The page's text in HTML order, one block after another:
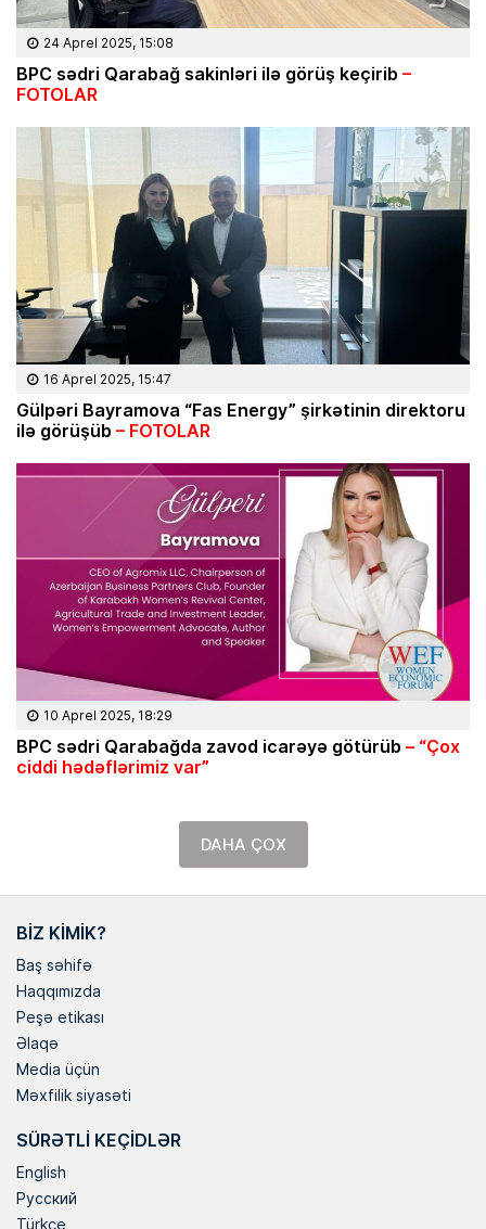
24 Aprel 2025, 15:08
BPC sədri Qarabağ sakinləri ilə görüş keçirib –
FOTOLAR
16 Aprel 2025, 15:47
Gülpəri Bayramova “Fas Energy” şirkətinin direktoru
ilə görüşüb – FOTOLAR
10 Aprel 2025, 18:29
BPC sədri Qarabağda zavod icarəyə götürüb – “Çox
ciddi hədəflərimiz var”
DAHA ÇOX
BIZ KIMIK?
Baş səhifə
Haqqımızda
Peşə etikası
Əlaqə
Media üçün
Məxfilik siyasəti
SÜRƏTLI KEÇIDLƏR
English
Русский
Türkçe